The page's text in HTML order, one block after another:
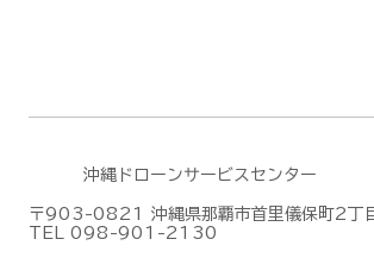
沖縄ドローンサービスセンター
〒903-0821 沖縄県那覇市首里儀保町2丁
TEL 098-901-2130